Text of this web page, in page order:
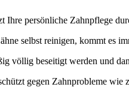
Ihre persönliche Zahnpflege
selbst reinigen, kommt es
völlig beseitigt werden und
gegen Zahnprobleme wie